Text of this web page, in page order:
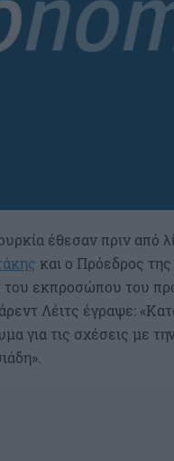
έθεσαν πριν από
και ο Πρόεδρος
εκπροσώπου του
Λέιτς έγραψε:
για τις σχέσεις με